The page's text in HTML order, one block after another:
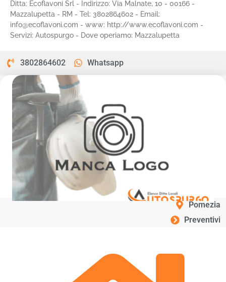
Ditta: Ecoflavoni Srl - Indirizzo: Via Malnate, 10 - 00166 -
Mazzalupetta - RM - Tel: 3802864602 - Email:
info@ecoflavoni.com - www: http://www.ecoflavoni.com -
Servizi: Autospurgo - Dove operiamo: Mazzalupetta
3802864602 Whatsapp
Pomezia
Preventivi